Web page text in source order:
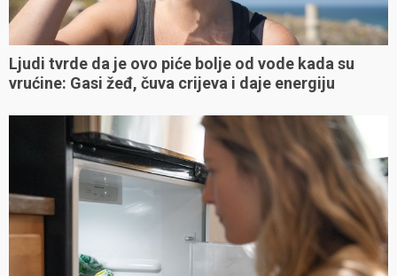
Ljudi tvrde da je ovo piće bolje od vode kada su
vrućine: Gasi žeđ, čuva crijeva i daje energiju